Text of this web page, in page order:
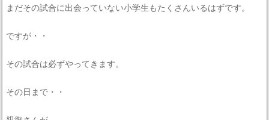
まだその試合に出会っていない小学生もたくさんいるはずです。
ですが・・
その試合は必ずやってきます。
その日まで・・